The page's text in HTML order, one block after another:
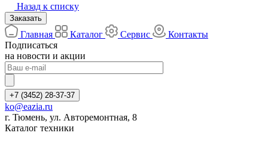
Назад к списку
Заказать
Главная Каталог Сервис
Контакты
Подписаться
на новости и акции
+7 (3452) 28-37-37
ko@eazia.ru
г. Тюмень, ул. Авторемонтная, 8
Каталог техники